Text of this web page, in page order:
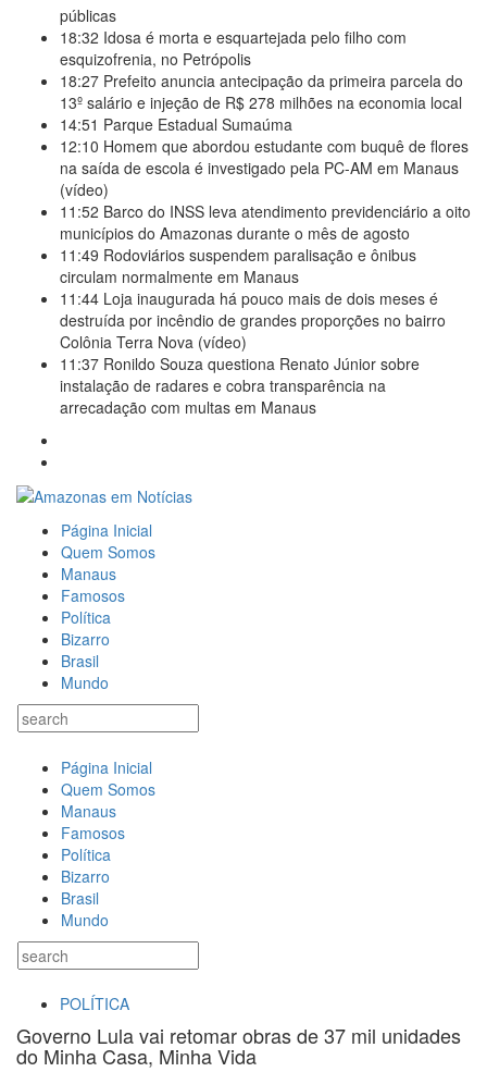
públicas
18:32 Idosa é morta e esquartejada pelo filho com
esquizofrenia, no Petrópolis
18:27 Prefeito anuncia antecipação da primeira parcela do
13º salário e injeção de R$ 278 milhões na economia local
14:51 Parque Estadual Sumaúma
12:10 Homem que abordou estudante com buquê de flores
na saída de escola é investigado pela PC-AM em Manaus
(vídeo)
11:52 Barco do INSS leva atendimento previdenciário a oito
municípios do Amazonas durante o mês de agosto
11:49 Rodoviários suspendem paralisação e ônibus
circulam normalmente em Manaus
11:44 Loja inaugurada há pouco mais de dois meses é
destruída por incêndio de grandes proporções no bairro
Colônia Terra Nova (vídeo)
11:37 Ronildo Souza questiona Renato Júnior sobre
instalação de radares e cobra transparência na
arrecadação com multas em Manaus
Página Inicial
Quem Somos
Manaus
Famosos
Política
Bizarro
Brasil
Mundo
Página Inicial
Quem Somos
Manaus
Famosos
Política
Bizarro
Brasil
Mundo
POLÍTICA
Governo Lula vai retomar obras de 37 mil unidades
do Minha Casa, Minha Vida